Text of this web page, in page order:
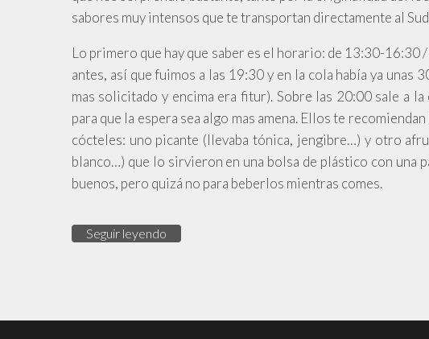
sabores muy intensos que te transportan directamente al
Lo primero que hay que saber es el horario: de 13:30-
antes, así quefuimos a las 19:30 y en la cola había ya unas
mas solicitado y encima era fitur). Sobre las 20:00 sale a
para que la espera sea algo mas amena. Ellos te
cócteles: uno picante (llevaba tónica, jengibre…) y otro
blanco…) que lo sirvieron en una bolsa de plástico con una
buenos, pero quizá no para beberlos mientras comes.
Seguir leyendo